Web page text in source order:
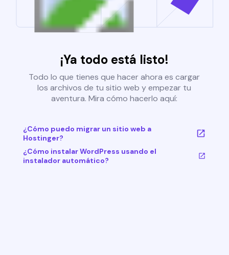
¡Ya todo está listo!
Todo lo que tienes que hacer ahora es cargar
los archivos de tu sitio web y empezar tu
aventura. Mira cómo hacerlo aquí:
¿Cómo puedo migrar un sitio web a
Hostinger?
¿Cómo instalar WordPress usando el
instalador automático?